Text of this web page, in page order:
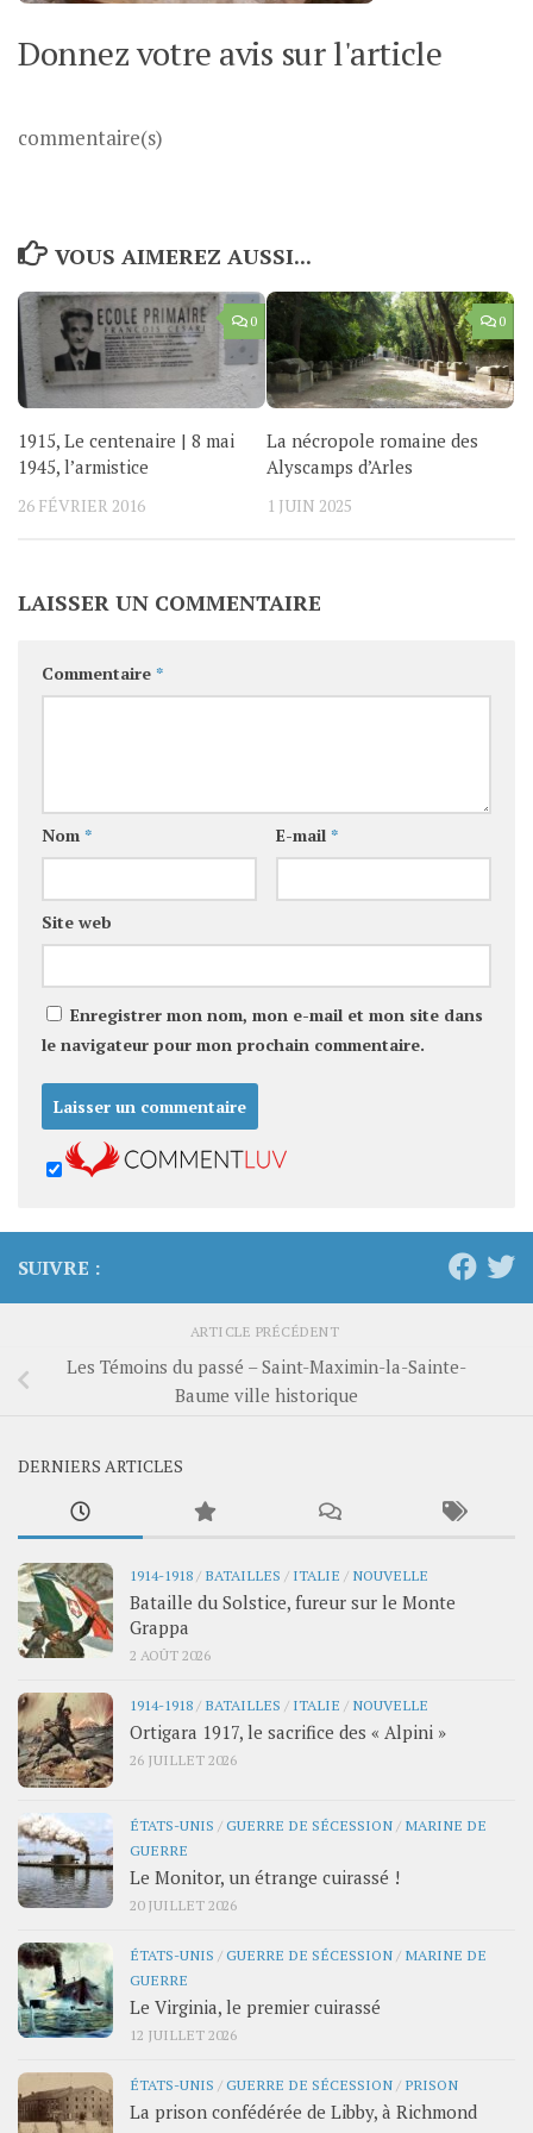
Donnez votre avis sur l'article
commentaire(s)
VOUS AIMEREZ AUSSI...
0
1915, Le centenaire | 8 mai
1945, l’armistice
26 FÉVRIER 2016
0
La nécropole romaine des
Alyscamps d’Arles
1 JUIN 2025
LAISSER UN COMMENTAIRE
Commentaire *
Nom * E-mail *
Site web
Enregistrer mon nom, mon e-mail et mon site dans
le navigateur pour mon prochain commentaire.
SUIVRE :
ARTICLE PRÉCÉDENT
Les Témoins du passé – Saint-Maximin-la-Sainte-
Baume ville historique
DERNIERS ARTICLES
1914-1918/ BATAILLES / ITALIE / NOUVELLE
Bataille du Solstice, fureur sur le Monte
Grappa
2 AOÛT 2026
1914-1918/ BATAILLES / ITALIE / NOUVELLE
Ortigara 1917, le sacrifice des « Alpini »
26 JUILLET 2026
ÉTATS-UNIS /GUERRE DE SÉCESSION/ MARINE DE
GUERRE
Le Monitor, un étrange cuirassé !
20 JUILLET 2026
ÉTATS-UNIS /GUERRE DE SÉCESSION/ MARINE DE
GUERRE
Le Virginia, le premier cuirassé
12 JUILLET 2026
ÉTATS-UNIS /GUERRE DE SÉCESSION/ PRISON
La prison confédérée de Libby, à Richmond